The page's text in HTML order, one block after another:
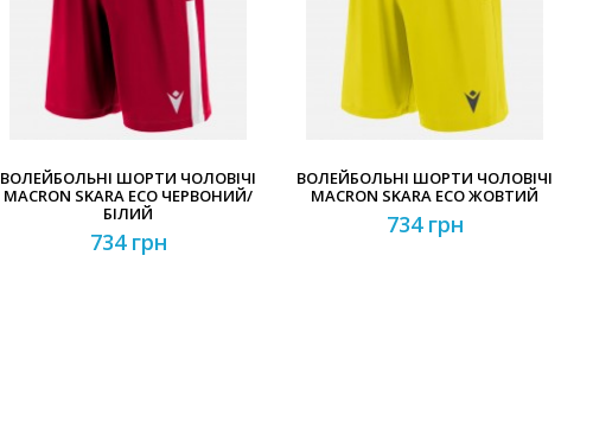
ВОЛЕЙБОЛЬНІ ШОРТИ ЧОЛОВІЧІ
MACRON SKARA ECO ЧЕРВОНИЙ/
БІЛИЙ
734 грн
ВОЛЕЙБОЛЬНІ ШОРТИ ЧОЛОВІЧІ
MACRON SKARA ECO ЖОВТИЙ
734 грн